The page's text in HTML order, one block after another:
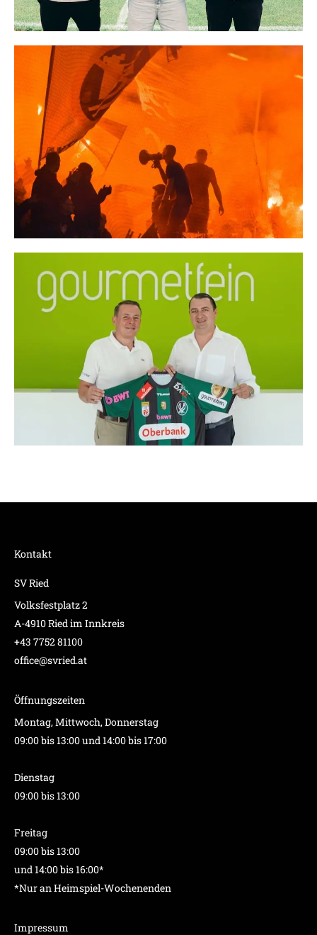
Kontakt
SV Ried
Volksfestplatz 2
A-4910 Ried im Innkreis
+43 7752 81100
office@svried.at
Öffnungszeiten
Montag, Mittwoch, Donnerstag
09:00 bis 13:00 und 14:00 bis 17:00
Dienstag
09:00 bis 13:00
Freitag
09:00 bis 13:00
und 14:00 bis 16:00*
*Nur an Heimspiel-Wochenenden
Impressum